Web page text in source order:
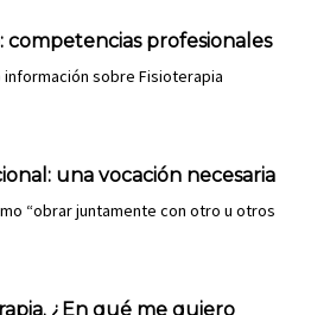
competencias profesionales
sobre Fisioterapia
una vocación necesaria
“obrar juntamente con otro u otros
¿En qué me quiero